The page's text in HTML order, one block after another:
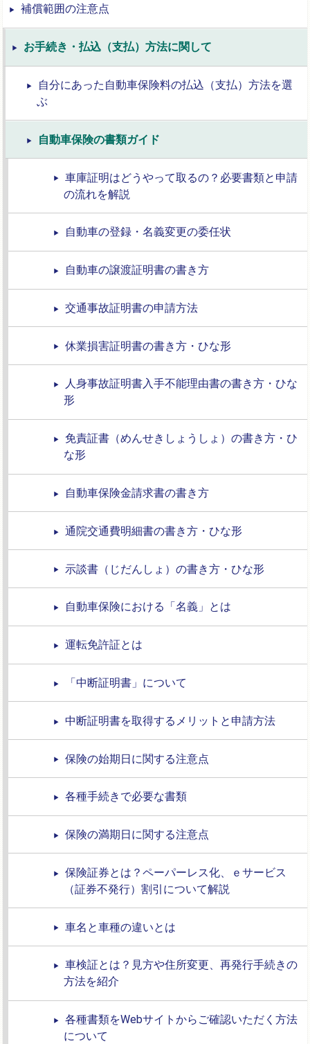
補償範囲の注意点
お手続き・払込（支払）方法に関して
自分にあった自動車保険料の払込（支払）方法を選
ぶ
自動車保険の書類ガイド
車庫証明はどうやって取るの？必要書類と申請
の流れを解説
自動車の登録・名義変更の委任状
自動車の譲渡証明書の書き方
交通事故証明書の申請方法
休業損害証明書の書き方・ひな形
人身事故証明書入手不能理由書の書き方・ひな
形
免責証書（めんせきしょうしょ）の書き方・ひ
な形
自動車保険金請求書の書き方
通院交通費明細書の書き方・ひな形
示談書（じだんしょ）の書き方・ひな形
自動車保険における「名義」とは
運転免許証とは
「中断証明書」について
中断証明書を取得するメリットと申請方法
保険の始期日に関する注意点
各種手続きで必要な書類
保険の満期日に関する注意点
保険証券とは？ペーパーレス化、ｅサービス
（証券不発行）割引について解説
車名と車種の違いとは
車検証とは？見方や住所変更、再発行手続きの
方法を紹介
各種書類をWebサイトからご確認いただく方法
について